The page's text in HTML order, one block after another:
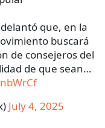
que, en la
buscará
de consejeros del
de que sean…
July 4, 2025